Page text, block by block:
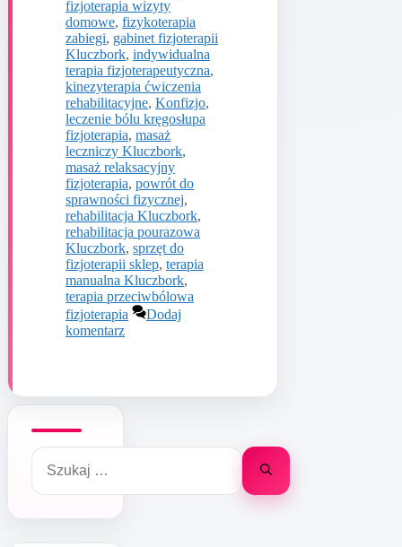
fizjoterapia wizyty
domowe, fizykoterapia
zabiegi, gabinet fizjoterapii
Kluczbork, indywidualna
terapia fizjoterapeutyczna,
kinezyterapia ćwiczenia
rehabilitacyjne, Konfizjo,
leczenie bólu kręgosłupa
fizjoterapia, masaż
leczniczy Kluczbork,
masaż relaksacyjny
fizjoterapia, powrót do
sprawności fizycznej,
rehabilitacja Kluczbork,
rehabilitacja pourazowa
Kluczbork, sprzęt do
fizjoterapii sklep, terapia
manualna Kluczbork,
terapia przeciwbólowa
fizjoterapia
Dodaj
komentarz
Szukaj: